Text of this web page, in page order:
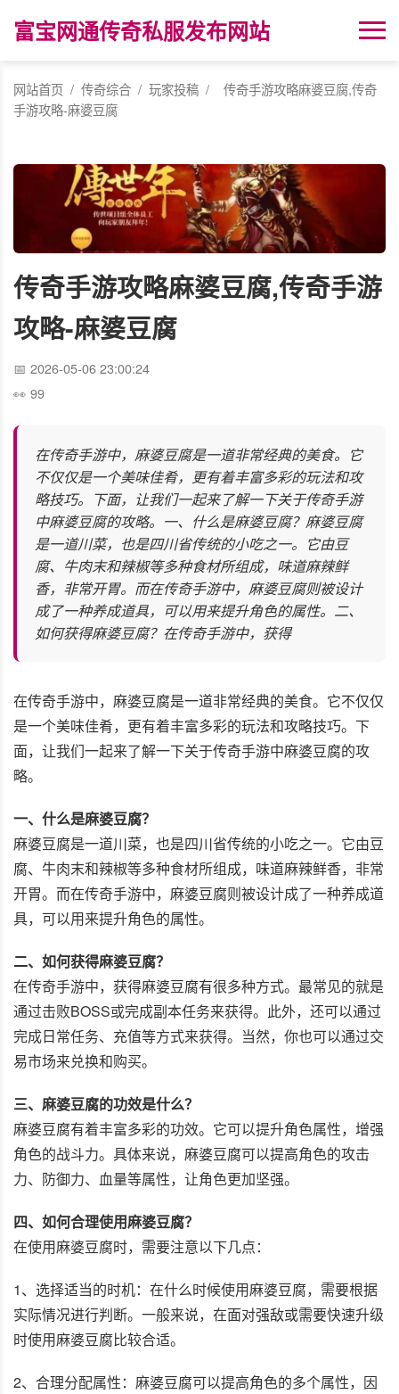
富宝网通传奇私服发布网站
网站首页 / 传奇综合 / 玩家投稿 /
传奇手游攻略麻婆豆腐,传奇
手游攻略-麻婆豆腐
传奇手游攻略麻婆豆腐,传奇手游
攻略-麻婆豆腐
2026-05-06 23:00:24
99
在传奇手游中，麻婆豆腐是一道非常经典的美食。它
不仅仅是一个美味佳肴，更有着丰富多彩的玩法和攻
略技巧。下面，让我们一起来了解一下关于传奇手游
中麻婆豆腐的攻略。一、什么是麻婆豆腐？麻婆豆腐
是一道川菜，也是四川省传统的小吃之一。它由豆
腐、牛肉末和辣椒等多种食材所组成，味道麻辣鲜
香，非常开胃。而在传奇手游中，麻婆豆腐则被设计
成了一种养成道具，可以用来提升角色的属性。二、
如何获得麻婆豆腐？在传奇手游中，获得
在传奇手游中，麻婆豆腐是一道非常经典的美食。它不仅仅
是一个美味佳肴，更有着丰富多彩的玩法和攻略技巧。下
面，让我们一起来了解一下关于传奇手游中麻婆豆腐的攻
略。
一、什么是麻婆豆腐？
麻婆豆腐是一道川菜，也是四川省传统的小吃之一。它由豆
腐、牛肉末和辣椒等多种食材所组成，味道麻辣鲜香，非常
开胃。而在传奇手游中，麻婆豆腐则被设计成了一种养成道
具，可以用来提升角色的属性。
二、如何获得麻婆豆腐？
在传奇手游中，获得麻婆豆腐有很多种方式。最常见的就是
通过击败BOSS或完成副本任务来获得。此外，还可以通过
完成日常任务、充值等方式来获得。当然，你也可以通过交
易市场来兑换和购买。
三、麻婆豆腐的功效是什么？
麻婆豆腐有着丰富多彩的功效。它可以提升角色属性，增强
角色的战斗力。具体来说，麻婆豆腐可以提高角色的攻击
力、防御力、血量等属性，让角色更加坚强。
四、如何合理使用麻婆豆腐？
在使用麻婆豆腐时，需要注意以下几点：
1、选择适当的时机：在什么时候使用麻婆豆腐，需要根据
实际情况进行判断。一般来说，在面对强敌或需要快速升级
时使用麻婆豆腐比较合适。
2、合理分配属性：麻婆豆腐可以提高角色的多个属性，因